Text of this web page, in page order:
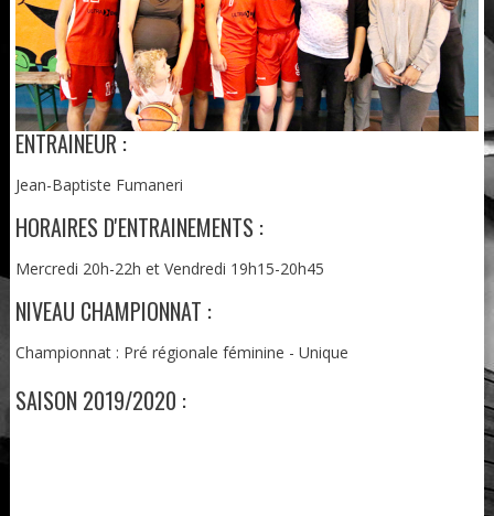
ENTRAINEUR :
Jean-Baptiste Fumaneri
HORAIRES D'ENTRAINEMENTS :
Mercredi 20h-22h et Vendredi 19h15-20h45
NIVEAU CHAMPIONNAT :
Championnat : Pré régionale féminine - Unique
SAISON 2019/2020 :